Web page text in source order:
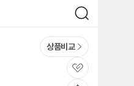
검
색
상품비교
관